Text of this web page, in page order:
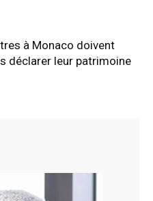
à Monaco doivent
déclarer leur patrimoine